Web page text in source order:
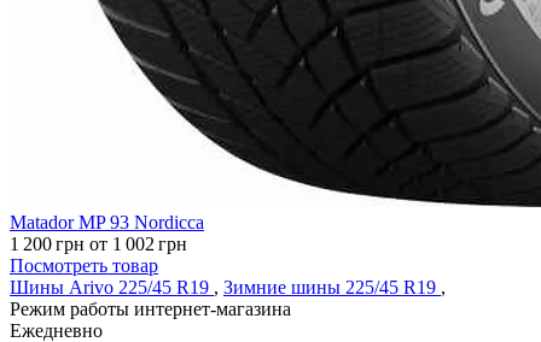
Matador MP 93 Nordicca
1 200грн от 1 002 грн
Посмотреть товар
Шины Arivo 225/45 R19 , Зимние шины 225/45 R19 ,
Режим работы интернет-магазина
Ежедневно